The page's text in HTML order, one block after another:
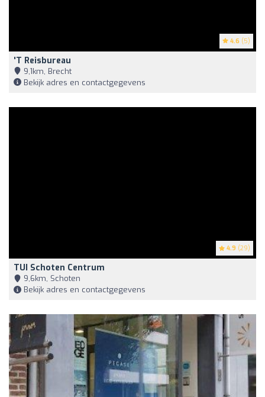
4.6 (5)
't Reisbureau
9,1km, Brecht
Bekijk adres en contactgegevens
4.9 (29)
TUI Schoten Centrum
9,6km, Schoten
Bekijk adres en contactgegevens